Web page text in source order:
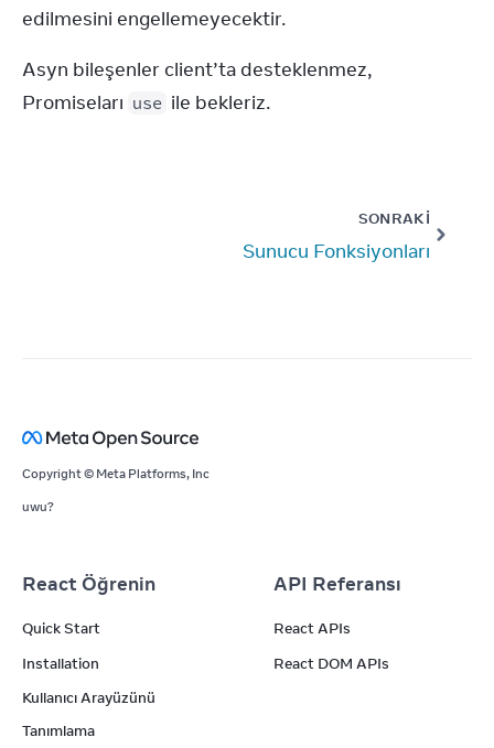
edilmesini engellemeyecektir.
Asyn bileşenler client’ta desteklenmez,
Promiseları use ile bekleriz.
SONRAKI
Sunucu Fonksiyonları
Copyright © Meta Platforms, Inc
uwu?
React Öğrenin
Quick Start
Installation
Kullanıcı Arayüzünü
Tanımlama
API Referansı
React APIs
React DOM APIs